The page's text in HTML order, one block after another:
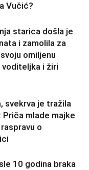
Vučić?
starica došla je
i zamolila za
omiljenu
voditeljka i žiri
svekrva je tražila
Priča mlade majke
o
10 godina braka